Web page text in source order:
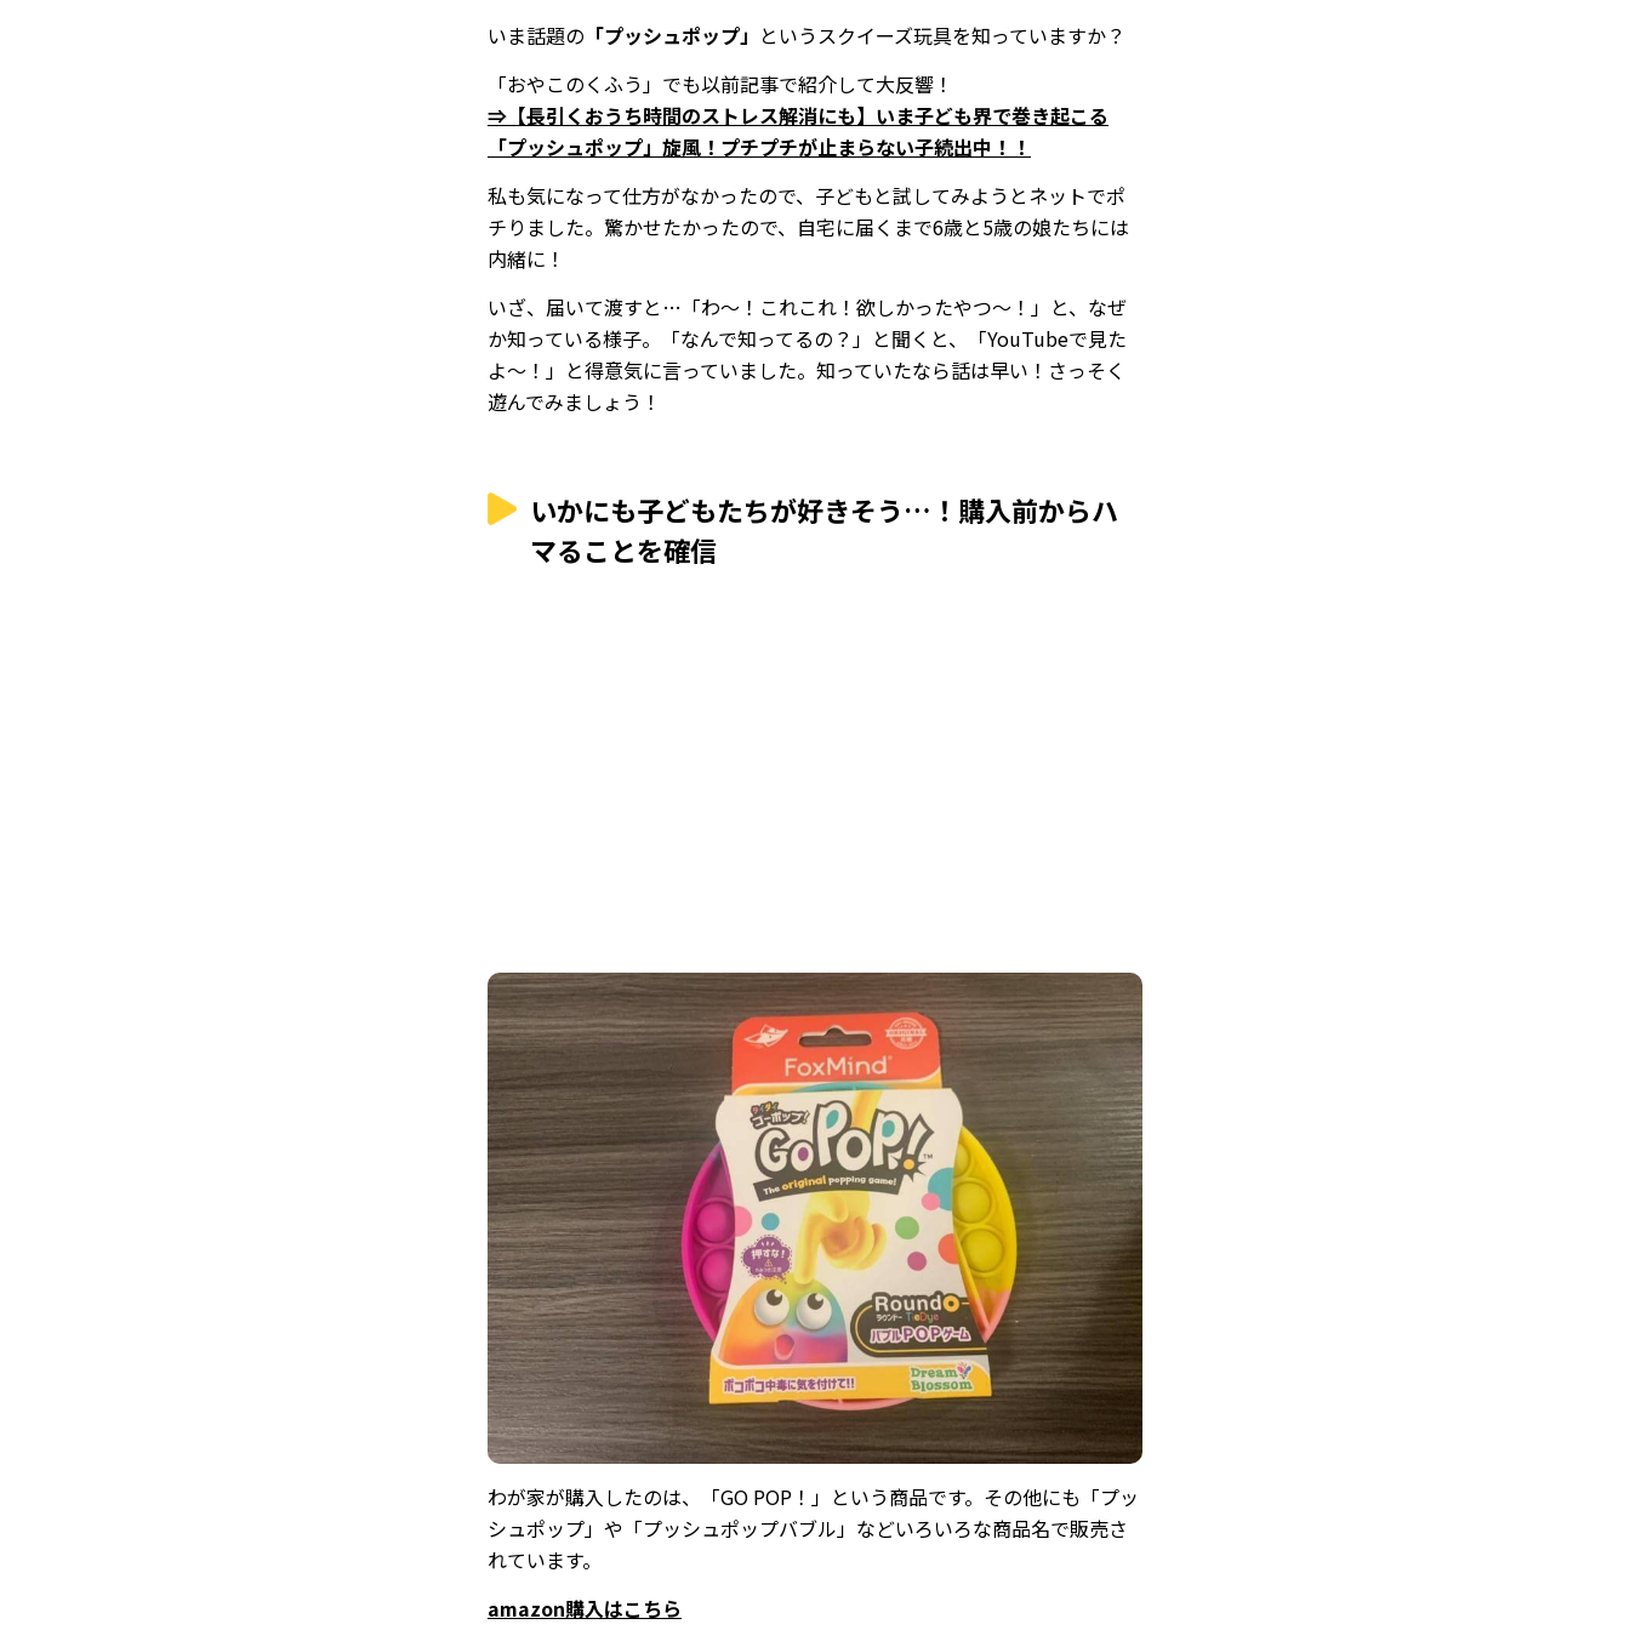
いま話題の 「プッシュポップ」 というスクイーズ玩具を知っていますか？
「おやこのくふう」でも以前記事で紹介して大反響！
⇒【長引くおうち時間のストレス解消にも】いま子ども界で巻き起こる
「プッシュポップ」旋風！プチプチが止まらない子続出中！！
私も気になって仕方がなかったので、子どもと試してみようとネットでポ
チりました。驚かせたかったので、自宅に届くまで6歳と5歳の娘たちには
内緒に！
いざ、届いて渡すと…「わ～！これこれ！欲しかったやつ～！」と、なぜ
か知っている様子。「なんで知ってるの？」と聞くと、「YouTubeで見た
よ～！」と得意気に言っていました。知っていたなら話は早い！さっそく
遊んでみましょう！
いかにも子どもたちが好きそう…！購入前からハ
マることを確信
わが家が購入したのは、「GO POP！」という商品です。その他にも「プッ
シュポップ」や「プッシュポップバブル」などいろいろな商品名で販売さ
れています。
amazon購入はこちら